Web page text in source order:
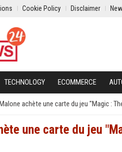
Cookie Policy Disclaimer
TECHNOLOGY ECOMMERCE
achète une carte du jeu "Magic :
une carte du jeu